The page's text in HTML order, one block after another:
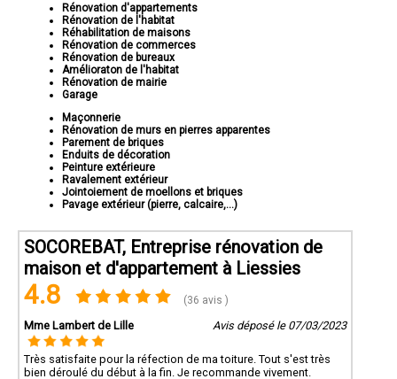
Rénovation d'appartements
Rénovation de l'habitat
Réhabilitation de maisons
Rénovation de commerces
Rénovation de bureaux
Amélioraton de l'habitat
Rénovation de mairie
Garage
Maçonnerie
Rénovation de murs en pierres apparentes
Parement de briques
Enduits de décoration
Peinture extérieure
Ravalement extérieur
Jointoiement de moellons et briques
Pavage extérieur (pierre, calcaire,...)
SOCOREBAT, Entreprise rénovation de
maison et d'appartement à Liessies
4.8 (36 avis )
Mme Lambert de Lille Avis déposé le 07/03/2023
Très satisfaite pour la réfection de ma toiture. Tout s'est très
bien déroulé du début à la fin. Je recommande vivement.